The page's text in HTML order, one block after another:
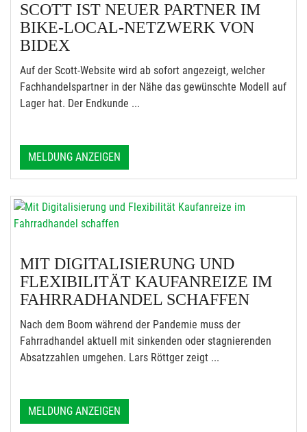
SCOTT IST NEUER PARTNER IM
BIKE-LOCAL-NETZWERK VON
BIDEX
Auf der Scott-Website wird ab sofort angezeigt, welcher
Fachhandelspartner in der Nähe das gewünschte Modell auf
Lager hat. Der Endkunde ...
MELDUNG ANZEIGEN
MIT DIGITALISIERUNG UND
FLEXIBILITÄT KAUFANREIZE IM
FAHRRADHANDEL SCHAFFEN
Nach dem Boom während der Pandemie muss der
Fahrradhandel aktuell mit sinkenden oder stagnierenden
Absatzzahlen umgehen. Lars Röttger zeigt ...
MELDUNG ANZEIGEN